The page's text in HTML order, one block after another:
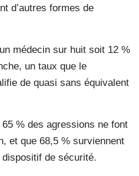
d’autres formes de
médecin sur huit soit 12 %
un taux que le
de quasi sans équivalent
% des agressions ne font
et que 68,5 % surviennent
dispositif de sécurité.